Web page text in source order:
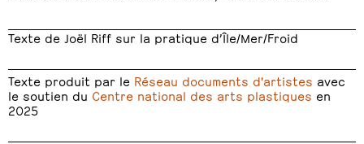
Texte de Joël Riff sur la pratique d’Île/Mer/Froid
Texte produit par le Réseau documents d'artistes avec
le soutien du Centre national des arts plastiques en
2025